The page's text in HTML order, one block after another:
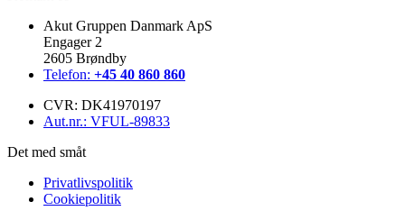
Akut Gruppen Danmark ApS
Engager 2
2605 Brøndby
Telefon: +45 40 860 860
CVR: DK41970197
Aut.nr.: VFUL-89833
Det med småt
Privatlivspolitik
Cookiepolitik